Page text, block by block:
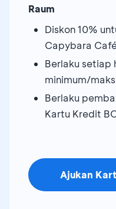
Raum
Diskon 10%
Capybara
Berlaku setiap
minimum/
Berlaku
Kartu Kredit
Ajukan